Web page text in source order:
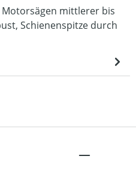
mittlerer bis
Schienenspitze durch